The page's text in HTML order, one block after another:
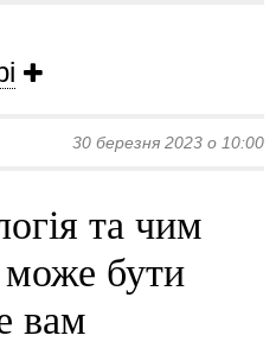
30 березня 2023 о 10:00
та чим
може бути
вам